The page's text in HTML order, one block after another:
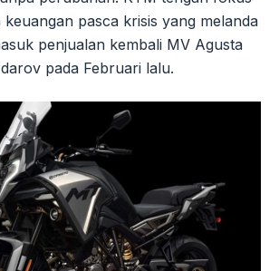
keuangan pasca krisis yang melanda
penjualan kembali MV Agusta
pada Februari lalu.